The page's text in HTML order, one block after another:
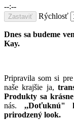
--:--
Zastaviť Rýchlosť
Dnes sa budeme
Kay.
Pripravila som si
naše krajšie ja,
Produkty sa
nás. ,,Doťuknú"
prirodzený look.